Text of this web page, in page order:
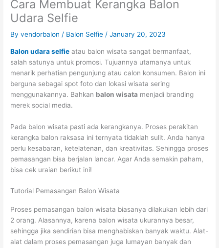
Cara Membuat Kerangka Balon
Udara Selfie
Byvendorbalon / Balon Selfie /January 20, 2023
Balon udara selfie atau balon wisata sangat bermanfaat,
salah satunya untuk promosi. Tujuannya utamanya untuk
menarik perhatian pengunjung atau calon konsumen. Balon ini
berguna sebagai spot foto dan lokasi wisata sering
menggunakannya. Bahkan balon wisata menjadi branding
merek social media.
Pada balon wisata pasti ada kerangkanya. Proses perakitan
kerangka balon raksasa ini ternyata tidaklah sulit. Anda hanya
perlu kesabaran, ketelatenan, dan kreativitas. Sehingga proses
pemasangan bisa berjalan lancar. Agar Anda semakin paham,
bisa cek uraian berikut ini!
Tutorial Pemasangan Balon Wisata
Proses pemasangan balon wisata biasanya dilakukan lebih dari
2 orang. Alasannya, karena balon wisata ukurannya besar,
sehingga jika sendirian bisa menghabiskan banyak waktu. Alat-
alat dalam proses pemasangan juga lumayan banyak dan